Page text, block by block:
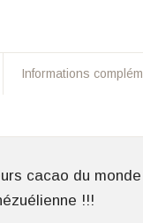
Informations
cacao du
!!!